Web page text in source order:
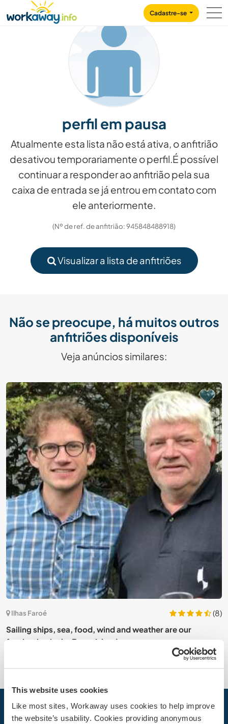
This website uses cookies
Like most sites, Workaway uses cookies to help improve
the website’s usability. Cookies providing anonymous
CONTENT
MAIN NAVIGATION
Cadastre-se
perfil em pausa
Atualmente esta lista não está ativa, o anfitrião
desativou temporariamente o perfil.É possível
continuar a responder ao anfitrião pela sua
caixa de entrada se já entrou em contato com
ele anteriormente.
(Nº de ref. de anfitrião: 945848488918)
Visualizar a lista de anfitriões
Não se preocupe, há muitos outros
anfitriões disponíveis
Veja anúncios similares:
Ilhas Faroé
(8)
Sailing ships, sea, food, wind and weather are our
fascination in the Faroe Islands
Sua próxima Aventura começa hoje